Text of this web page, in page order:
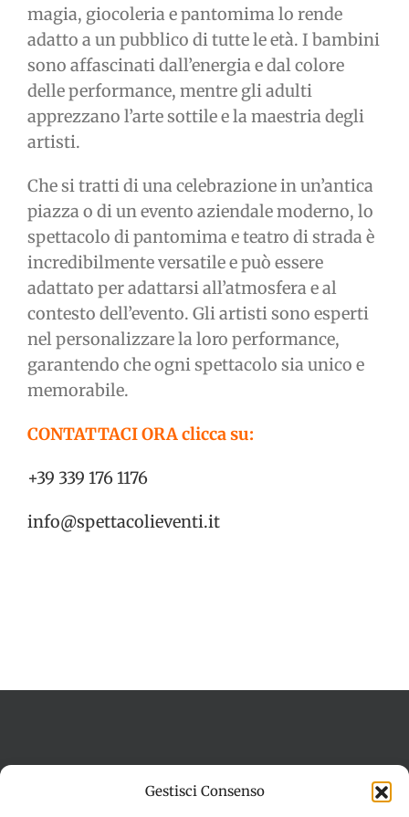
Gestisci Consenso
magia, giocoleria e pantomima lo rende
adatto a un pubblico di tutte le età. I bambini
sono affascinati dall’energia e dal colore
delle performance, mentre gli adulti
apprezzano l’arte sottile e la maestria degli
artisti.
Che si tratti di una celebrazione in un’antica
piazza o di un evento aziendale moderno, lo
spettacolo di pantomima e teatro di strada è
incredibilmente versatile e può essere
adattato per adattarsi all’atmosfera e al
contesto dell’evento. Gli artisti sono esperti
nel personalizzare la loro performance,
garantendo che ogni spettacolo sia unico e
memorabile.
CONTATTACI ORA clicca su:
+39 339 176 1176
info@spettacolieventi.it
Dichiarazione sulla Privacy (UE)